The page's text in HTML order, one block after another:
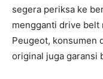
segera periksa ke
mengganti drive belt
Peugeot, konsumen
original juga garansi